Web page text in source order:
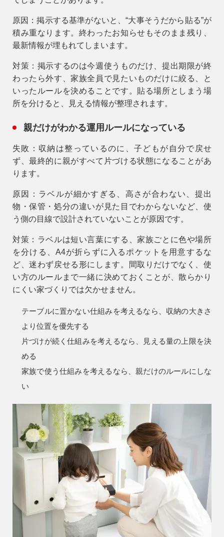
原因：掲示する基準がないと、“大事そうだから貼る”が
積み重なります。終わったお知らせもそのまま残り、
最新情報が埋もれてしまいます。
対策： 掲示するのは今週使うものだけ、提出期限が終
わったら外す、家族全員で見たいものだけに絞る、と
いったルールを決めることです。貼る場所としまう場
所を分けると、見える情報が整理されます。
親だけがわかる運用ルールになっている
失敗： 収納は整っているのに、子どもが自分で戻せ
ず、最終的に親がすべて片づける状態になることがあ
ります。
原因： ラベルが細かすぎる、高さが合わない、提出
物・保管・処分の違いが見た目でわからないなど、使
う側の目線で設計されていないことが原因です。
対策： ラベルは短い言葉にする、家族ごとに色や場所
を分ける、A4が折らずに入るポケットを用意するな
ど、迷わず戻せる形にします。間取りだけでなく、使
い方のルールまで一緒に決めておくことが、散らかり
にくい家づくりでは欠かせません。
テーブルに置かない仕組み を考えるなら、収納の大きさ
より位置を優先する
片づけが続く仕組みを考えるなら、見える量の上限を決
める
家族で使う仕組み を考えるなら、親だけのルールにしな
い